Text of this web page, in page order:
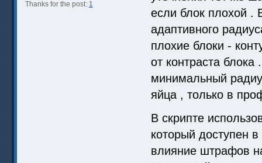
Thanks for the post: 1
если блок плохой .
адаптивного
плохие блоки -
от контраста
минимальный
яйца , только в
В скрипте
который доступен
влияние штрафов